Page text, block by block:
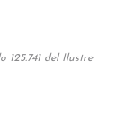
125.741 del Ilustre